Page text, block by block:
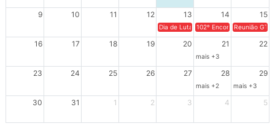
9 10 11 12 13 14 15
Dia de Luta em Defesa de Cuba e da
102º Encontro da
Reunião
16 17 18 19 20 21 22
mais +3
23 24 25 26 27 28 29
mais +2 mais +3
30 31 1 2 3 4 5